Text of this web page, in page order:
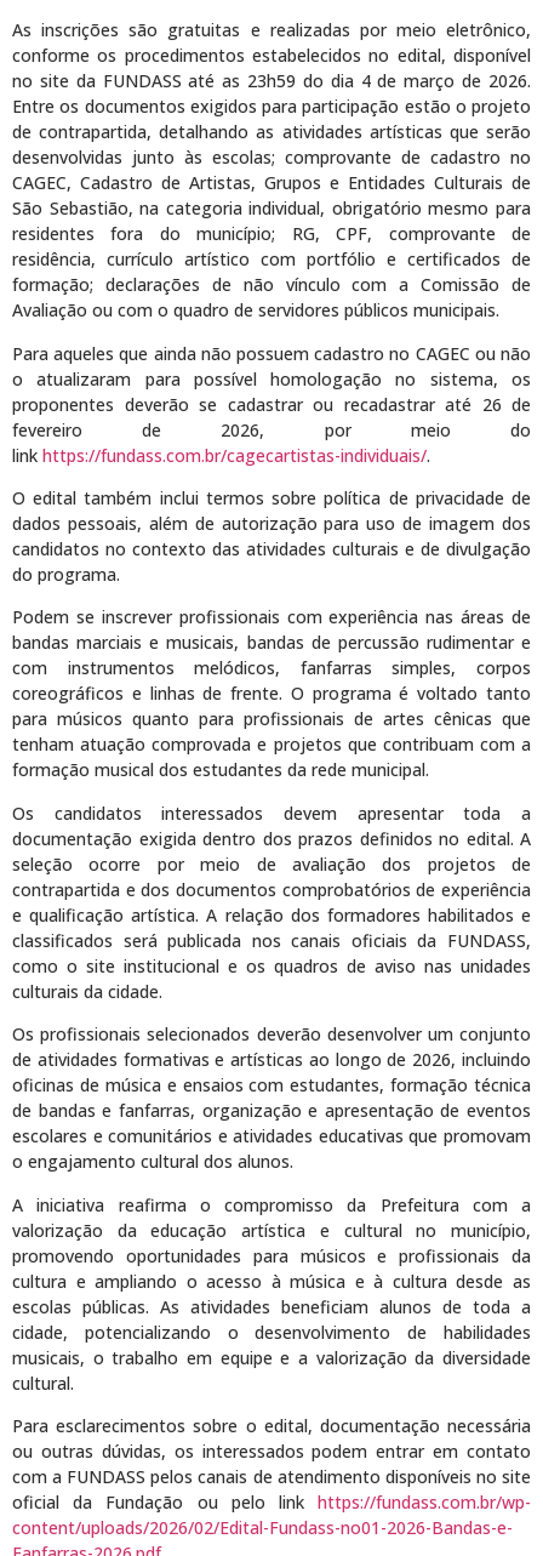
As inscrições são gratuitas e realizadas por meio eletrônico,
conforme os procedimentos estabelecidos no edital, disponível
no site da FUNDASS até as 23h59 do dia 4 de março de 2026.
Entre os documentos exigidos para participação estão o projeto
de contrapartida, detalhando as atividades artísticas que serão
desenvolvidas junto às escolas; comprovante de cadastro no
CAGEC, Cadastro de Artistas, Grupos e Entidades Culturais de
São Sebastião, na categoria individual, obrigatório mesmo para
residentes fora do município; RG, CPF, comprovante de
residência, currículo artístico com portfólio e certificados de
formação; declarações de não vínculo com a Comissão de
Avaliação ou com o quadro de servidores públicos municipais.
Para aqueles que ainda não possuem cadastro no CAGEC ou não
o atualizaram para possível homologação no sistema, os
proponentes deverão se cadastrar ou recadastrar até 26 de
fevereiro de 2026, por meio do
link https://fundass.com.br/cagecartistas-individuais/.
O edital também inclui termos sobre política de privacidade de
dados pessoais, além de autorização para uso de imagem dos
candidatos no contexto das atividades culturais e de divulgação
do programa.
Podem se inscrever profissionais com experiência nas áreas de
bandas marciais e musicais, bandas de percussão rudimentar e
com instrumentos melódicos, fanfarras simples, corpos
coreográficos e linhas de frente. O programa é voltado tanto
para músicos quanto para profissionais de artes cênicas que
tenham atuação comprovada e projetos que contribuam com a
formação musical dos estudantes da rede municipal.
Os candidatos interessados devem apresentar toda a
documentação exigida dentro dos prazos definidos no edital. A
seleção ocorre por meio de avaliação dos projetos de
contrapartida e dos documentos comprobatórios de experiência
e qualificação artística. A relação dos formadores habilitados e
classificados será publicada nos canais oficiais da FUNDASS,
como o site institucional e os quadros de aviso nas unidades
culturais da cidade.
Os profissionais selecionados deverão desenvolver um conjunto
de atividades formativas e artísticas ao longo de 2026, incluindo
oficinas de música e ensaios com estudantes, formação técnica
de bandas e fanfarras, organização e apresentação de eventos
escolares e comunitários e atividades educativas que promovam
o engajamento cultural dos alunos.
A iniciativa reafirma o compromisso da Prefeitura com a
valorização da educação artística e cultural no município,
promovendo oportunidades para músicos e profissionais da
cultura e ampliando o acesso à música e à cultura desde as
escolas públicas. As atividades beneficiam alunos de toda a
cidade, potencializando o desenvolvimento de habilidades
musicais, o trabalho em equipe e a valorização da diversidade
cultural.
Para esclarecimentos sobre o edital, documentação necessária
ou outras dúvidas, os interessados podem entrar em contato
com a FUNDASS pelos canais de atendimento disponíveis no site
oficial da Fundação ou pelo linkhttps://fundass.com.br/wp-
content/uploads/2026/02/Edital-Fundass-no01-2026-Bandas-e-